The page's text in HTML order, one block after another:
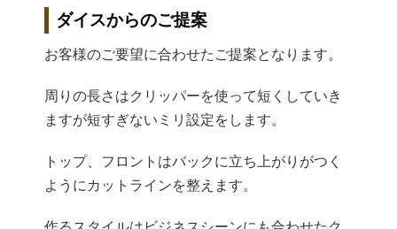
ダイスからのご提案
お客様のご要望に合わせたご提案となります。
周りの長さはクリッパーを使って短くしていき
ますが短すぎない ミリ設定をします。
トップ、 フロントはバックに立ち上がりがつく
ようにカットラインを整えま す。